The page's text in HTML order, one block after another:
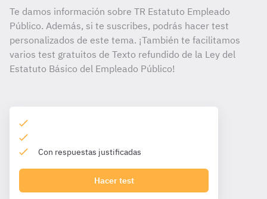
Te damos información sobre TR Estatuto Empleado
Público. Además, si te suscribes, podrás hacer test
personalizados de este tema. ¡También te facilitamos
varios test gratuitos de Texto refundido de la Ley del
Estatuto Básico del Empleado Público!
Con respuestas justificadas
Hacer test